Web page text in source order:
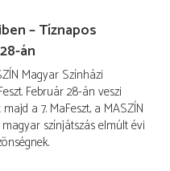
– Tíznapos
án
Magyar Színházi
Február 28-án veszi
a 7. MaFeszt, a MASZÍN
színjátszás elmúlt évi